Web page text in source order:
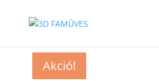
Akció!
Akció!
Akció!
Akció!